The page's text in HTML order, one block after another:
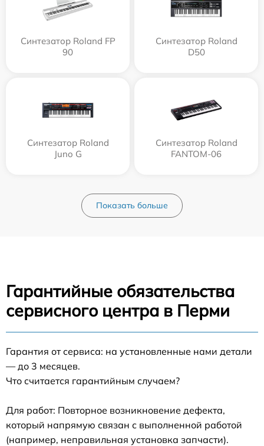
Синтезатор Roland FP
90
Синтезатор Roland
D50
Синтезатор Roland
Juno G
Синтезатор Roland
FANTOM-06
Показать больше
Гарантийные обязательства
сервисного центра в Перми
Гарантия от сервиса: на установленные нами детали
— до 3 месяцев.
Что считается гарантийным случаем?
Для работ: Повторное возникновение дефекта,
который напрямую связан с выполненной работой
(например, неправильная установка запчасти).